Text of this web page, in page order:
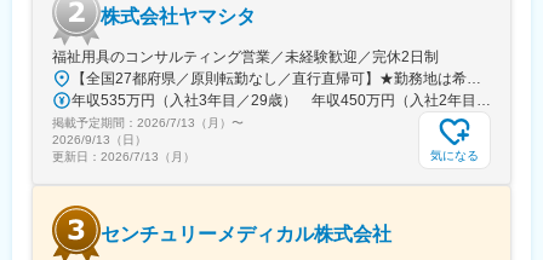
株式会社ヤマシタ
福祉用具のコンサルティング営業／未経験歓迎／完休2日制
掲載予定期間： 2026/7/13（月） 〜
2026/9/13（日）
更新日： 2026/7/13（月） 気になる
センチュリーメディカル株式会社